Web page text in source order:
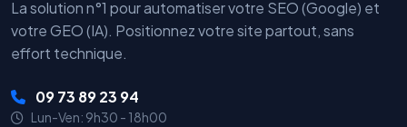
La solution n°1 pour automatiser votre SEO (Google) et
votre GEO (IA). Positionnez votre site partout, sans
effort technique.
09 73 89 23 94
Lun-Ven: 9h30 - 18h00